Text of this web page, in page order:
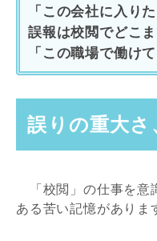
「この会社に入り
誤報は校閲でどこ
「この職場で働け
誤りの重大
「校閲」の仕事を意
ある苦い記憶がありま